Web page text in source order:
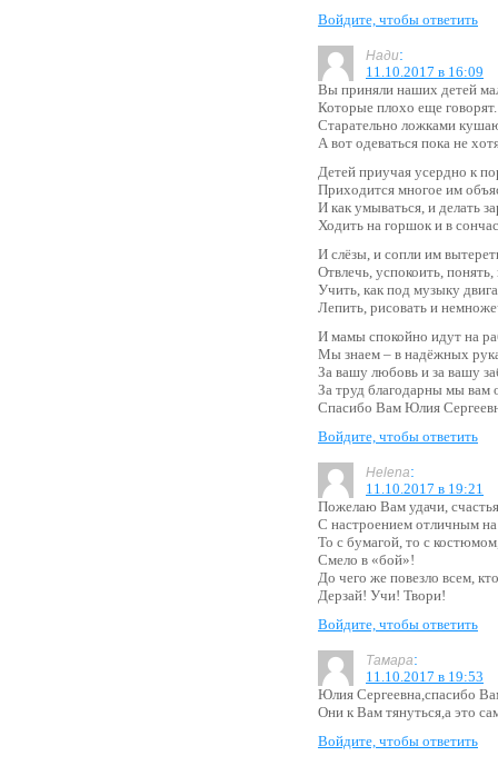
Войдите, чтобы ответить
Нади:
11.10.2017 в 16:09
Вы приняли наших детей
Которые плохо еще говорят.
Старательно ложками
А вот одеваться пока не
Детей приучая усердно к
Приходится многое им
И как умываться, и делать
Ходить на горшок и в
И слёзы, и сопли им
Отвлечь, успокоить,
Учить, как под музыку
Лепить, рисовать и
И мамы спокойно идут на
Мы знаем – в надёжных
За вашу любовь и за вашу
За труд благодарны мы вам
Спасибо Вам Юлия
Войдите, чтобы ответить
Helena:
11.10.2017 в 19:21
Пожелаю Вам удачи,
С настроением отличным
То с бумагой, то с
Смело в «бой»!
До чего же повезло всем,
Дерзай! Учи! Твори!
Войдите, чтобы ответить
Тамара:
11.10.2017 в 19:53
Юлия Сергеевна,спасибо
Они к Вам тянуться,а это
Войдите, чтобы ответить